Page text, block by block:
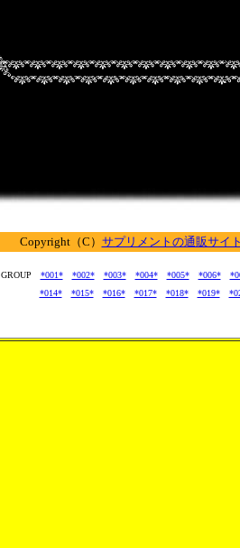
Copyright（C） サプリメントの通販サイ
GROUP *001* *002* *003* *004* *005* *006*
*014*
*015* *016* *017* *018* *019*